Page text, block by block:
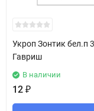
Укроп Зонтик бел.п
Гавриш
В наличии
12 ₽